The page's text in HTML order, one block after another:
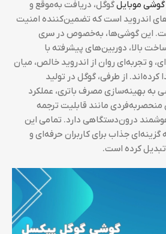
گوشی موبایلگوگل، دریافت به‌موقع و
اندروید است که تضمین‌کننده امنیت
این گوشی‌ها، به‌خصوص در سری
بالا، دوربین‌های پیشرفته با
و تجربه‌ای روان از اندروید خالص، میان
کرده‌اند. از طرفی، گوگل در تولید
بهینه‌سازی مصرف باتری، عملکرد
منحصربه‌فردی مانند قابلیت ترجمه
درون‌دستگاهی دارد. تمامی این
گزینه‌ای جذاب برای کاربران حرفه‌ای و
تبدیل کرده است.